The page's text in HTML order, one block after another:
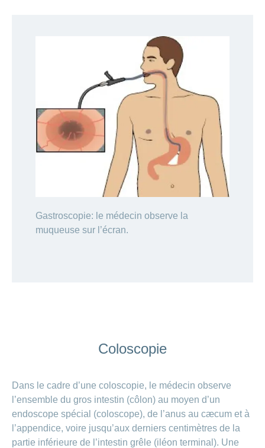
Gastroscopie: le médecin observe la
muqueuse sur l’écran.
Coloscopie
Dans le cadre d’une coloscopie, le médecin observe
l’ensemble du gros intestin (côlon) au moyen d’un
endoscope spécial (coloscope), de l’anus au cæcum et à
l’appendice, voire jusqu’aux derniers centimètres de la
partie inférieure de l’intestin grêle (iléon terminal). Une